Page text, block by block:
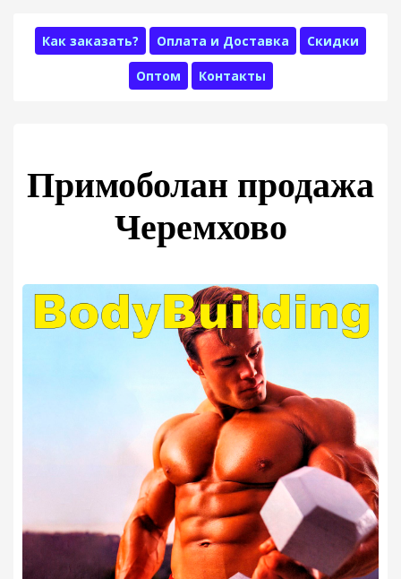
Как заказать? Оплата и Доставка Скидки
Оптом Контакты
Примоболан продажа
Черемхово